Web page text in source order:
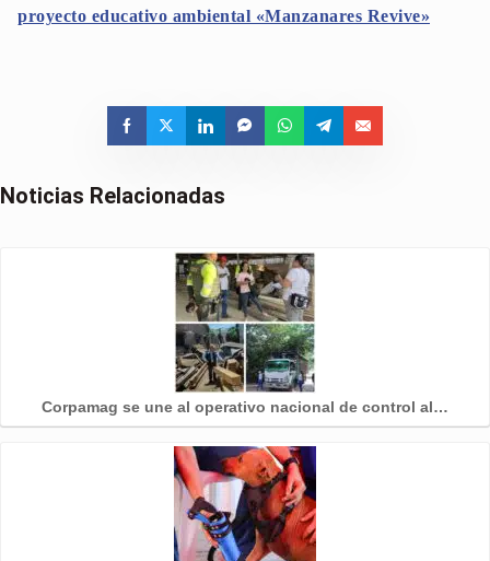
proyecto educativo ambiental «Manzanares Revive»
Noticias Relacionadas
Corpamag se une al operativo nacional de control al…